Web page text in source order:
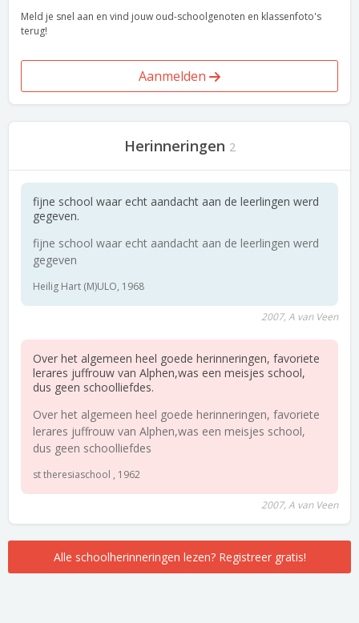
Meld je snel aan en vind jouw oud-schoolgenoten en klassenfoto's
terug!
Aanmelden
Herinneringen 2
fijne school waar echt aandacht aan de leerlingen werd
gegeven.
fijne school waar echt aandacht aan de leerlingen werd
gegeven
Heilig Hart (M)ULO, 1968
2007, A van Veen
Over het algemeen heel goede herinneringen, favoriete
lerares juffrouw van Alphen,was een meisjes school,
dus geen schoolliefdes.
Over het algemeen heel goede herinneringen, favoriete
lerares juffrouw van Alphen,was een meisjes school,
dus geen schoolliefdes
st theresiaschool , 1962
2007, A van Veen
Alle schoolherinneringen lezen? Registreer gratis!